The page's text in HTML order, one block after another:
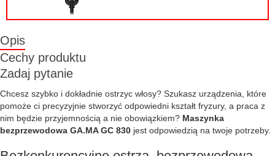
Opis
Cechy produktu
Zadaj pytanie
Chcesz szybko i dokładnie ostrzyc włosy? Szukasz urządzenia, które
pomoże ci precyzyjnie stworzyć odpowiedni kształt fryzury, a praca z
nim będzie przyjemnością a nie obowiązkiem? Maszynka
bezprzewodowa GA.MA GC 830 jest odpowiedzią na twoje potrzeby.